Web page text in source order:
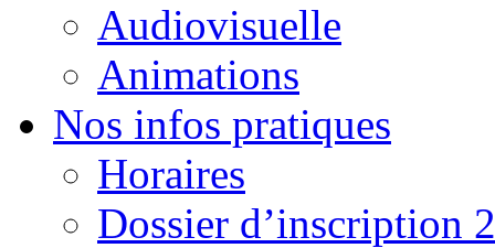
Audiovisuelle
Animations
Nos infos pratiques
Horaires
Dossier d’inscription